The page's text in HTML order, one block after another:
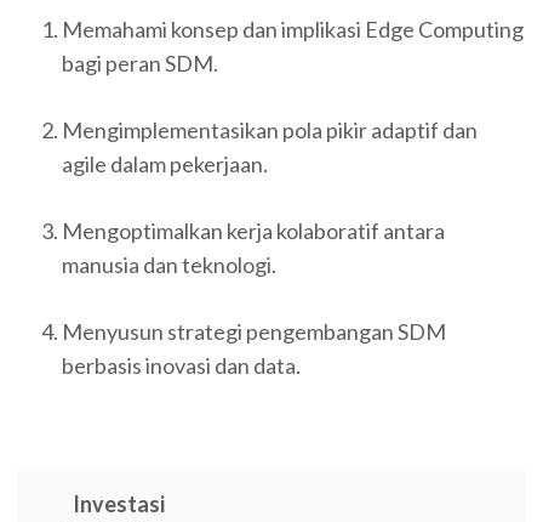
Memahami konsep dan implikasi Edge Computing
bagi peran SDM.
Mengimplementasikan pola pikir adaptif dan
agile dalam pekerjaan.
Mengoptimalkan kerja kolaboratif antara
manusia dan teknologi.
Menyusun strategi pengembangan SDM
berbasis inovasi dan data.
Investasi